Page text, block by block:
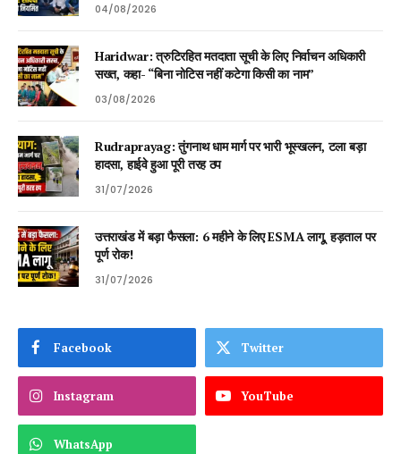
04/08/2026
Haridwar: त्रुटिरहित मतदाता सूची के लिए निर्वाचन अधिकारी
सख्त, कहा- “बिना नोटिस नहीं कटेगा किसी का नाम”
03/08/2026
Rudraprayag: तुंगनाथ धाम मार्ग पर भारी भूस्खलन, टला बड़ा
हादसा, हाईवे हुआ पूरी तरह ठप
31/07/2026
उत्तराखंड में बड़ा फैसला: 6 महीने के लिए ESMA लागू, हड़ताल पर
पूर्ण रोक!
31/07/2026
Facebook Twitter
Instagram YouTube
WhatsApp